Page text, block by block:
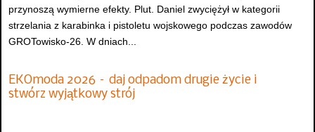
przynoszą wymierne efekty. Plut. Daniel zwyciężył w kategorii
strzelania z karabinka i pistoletu wojskowego podczas zawodów
GROTowisko-26. W dniach...
EKOmoda 2026 – daj odpadom drugie życie i
stwórz wyjątkowy strój